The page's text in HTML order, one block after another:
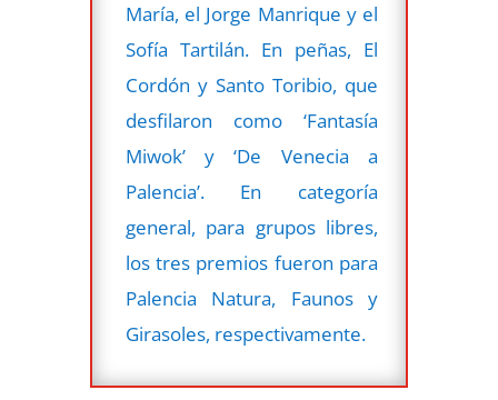
María, el Jorge Manrique y el
Sofía Tartilán. En peñas, El
Cordón y Santo Toribio, que
desfilaron como ‘Fantasía
Miwok’ y ‘De Venecia a
Palencia’. En categoría
general, para grupos libres,
los tres premios fueron para
Palencia Natura, Faunos y
Girasoles, respectivamente.